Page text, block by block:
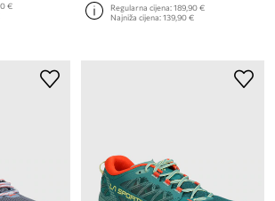
€
Regularna cijena:189,90 €
Najniža cijena:139,90 €